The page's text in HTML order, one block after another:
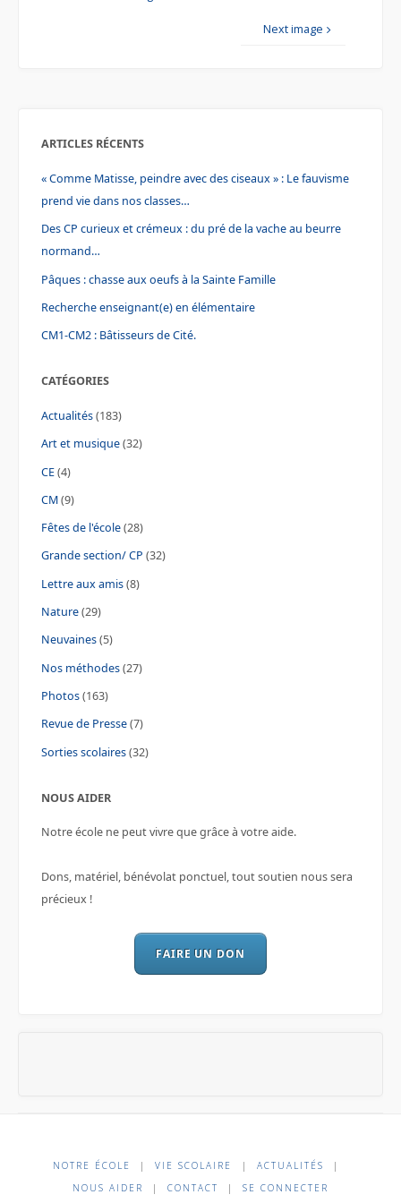
Next image
ARTICLES RÉCENTS
« Comme Matisse, peindre avec des ciseaux » : Le fauvisme
prend vie dans nos classes…
Des CP curieux et crémeux : du pré de la vache au beurre
normand…
Pâques : chasse aux oeufs à la Sainte Famille
Recherche enseignant(e) en élémentaire
CM1-CM2 : Bâtisseurs de Cité.
CATÉGORIES
Actualités(183)
Art et musique(32)
CE(4)
CM(9)
Fêtes de l'école(28)
Grande section/ CP (32)
Lettre aux amis(8)
Nature(29)
Neuvaines(5)
Nos méthodes(27)
Photos(163)
Revue de Presse(7)
Sorties scolaires(32)
NOUS AIDER
Notre école ne peut vivre que grâce à votre aide.
Dons, matériel, bénévolat ponctuel, tout soutien nous sera
précieux !
FAIRE UN DON
NOTRE ÉCOLE | VIE SCOLAIRE | ACTUALITÉS
|
NOUS AIDER
| CONTACT | SE CONNECTER